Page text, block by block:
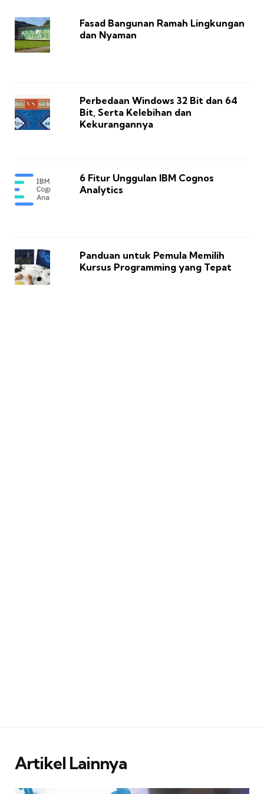
Fasad Bangunan Ramah Lingkungan
dan Nyaman
Perbedaan Windows 32 Bit dan 64
Bit, Serta Kelebihan dan
Kekurangannya
6 Fitur Unggulan IBM Cognos
Analytics
Panduan untuk Pemula Memilih
Kursus Programming yang Tepat
Artikel Lainnya